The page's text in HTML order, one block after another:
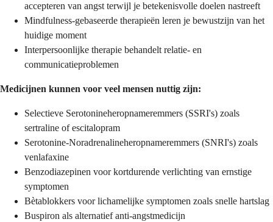
accepteren van angst terwijl je betekenisvolle doelen nastreeft
Mindfulness-gebaseerde therapieën leren je bewustzijn van het
huidige moment
Interpersoonlijke therapie behandelt relatie- en
communicatieproblemen
Medicijnen kunnen voor veel mensen nuttig zijn:
Selectieve Serotonineheropnameremmers (SSRI's) zoals
sertraline of escitalopram
Serotonine-Noradrenalineheropnameremmers (SNRI's) zoals
venlafaxine
Benzodiazepinen voor kortdurende verlichting van ernstige
symptomen
Bètablokkers voor lichamelijke symptomen zoals snelle hartslag
Buspiron als alternatief anti-angstmedicijn